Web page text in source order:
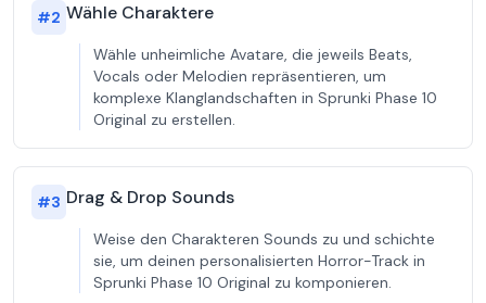
#2 Wähle Charaktere
Wähle unheimliche Avatare, die jeweils Beats,
Vocals oder Melodien repräsentieren, um
komplexe Klanglandschaften in Sprunki Phase 10
Original zu erstellen.
#3 Drag & Drop Sounds
Weise den Charakteren Sounds zu und schichte
sie, um deinen personalisierten Horror-Track in
Sprunki Phase 10 Original zu komponieren.